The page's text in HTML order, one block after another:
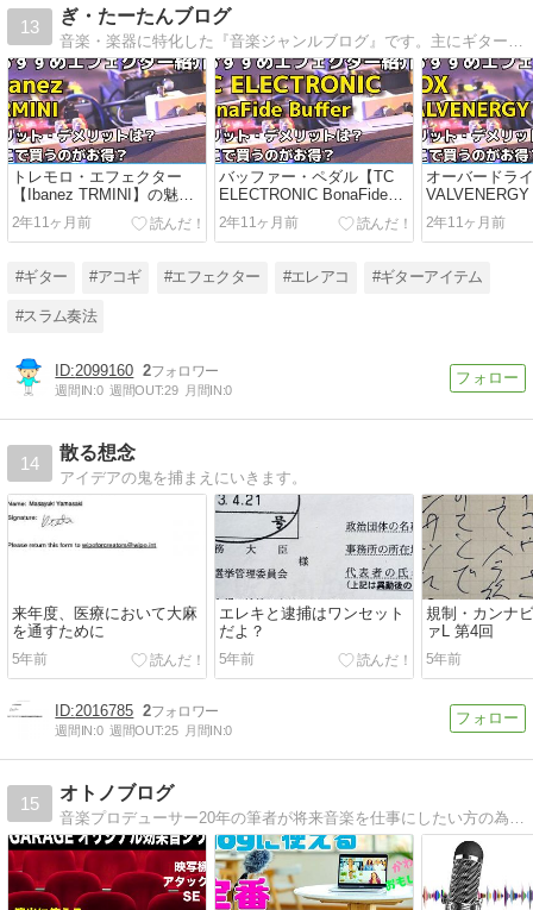
13
ぎ・たーたんブログ
トレモロ・エフェクター
【Ibanez TRMINI】の魅力
とデメリット
2年11ヶ月前
バッファー・ペダル【TC
ELECTRONIC BonaFide
Buffer】の魅力とデメリッ
ト
2年11ヶ月前
オーバードラ
DRIVE】の魅
ト
2年11ヶ月前
#ギター #アコギ #エフェクター #エレアコ #ギターアイテム
#スラム奏法
2099160 2
週間IN:0 週間OUT:29 月間IN:0
14
散る想念
アイデアの鬼を捕まえにいきます。
来年度、医療において大麻
を通すために
5年前
エレキと逮捕はワンセット
だよ？
5年前
規制・カンナ
ァL 第4回
5年前
2016785 2
週間IN:0 週間OUT:25 月間IN:0
15
オトノブログ